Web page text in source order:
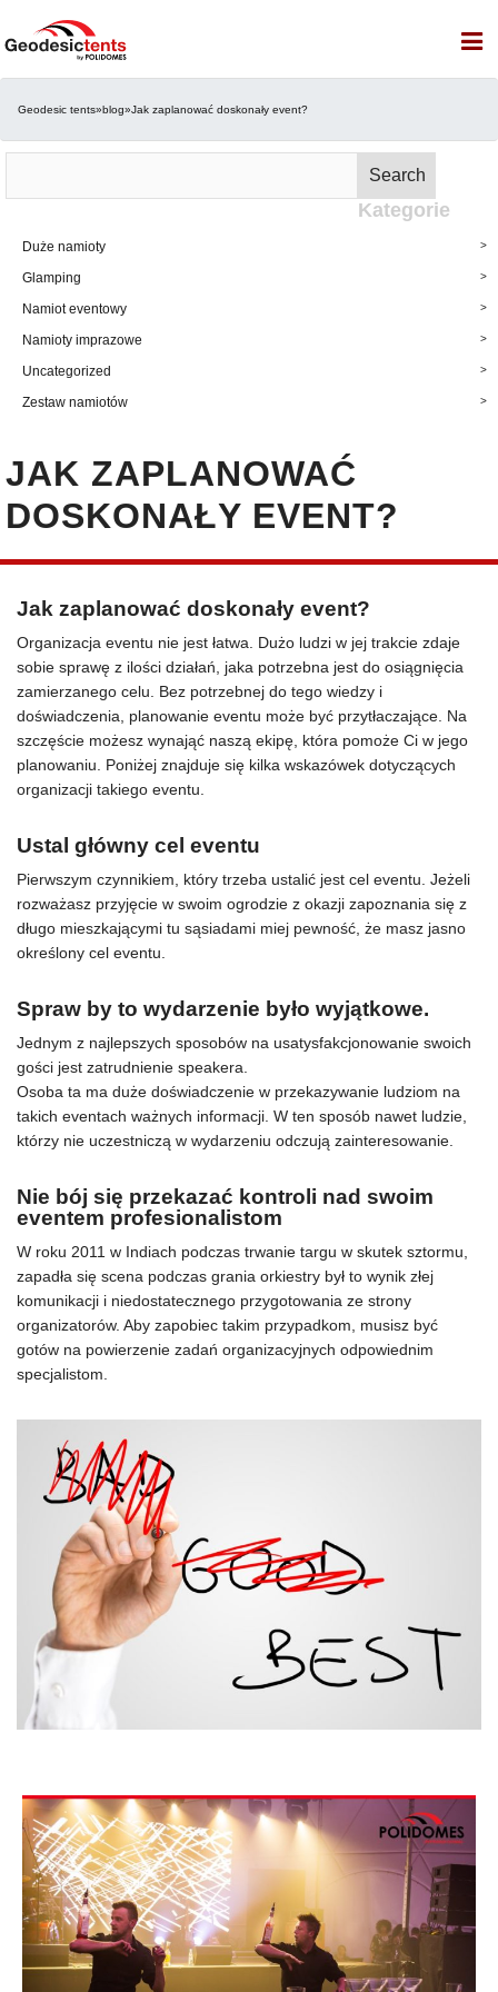
Geodesic tents»blog»Jak zaplanować doskonały event?
Szukaj:
Search
Kategorie
Duże namioty
Glamping
Namiot eventowy
Namioty imprazowe
Uncategorized
Zestaw namiotów
JAK ZAPLANOWAĆ
DOSKONAŁY EVENT?
Jak zaplanować doskonały event?
Organizacja eventu nie jest łatwa. Dużo ludzi w jej trakcie zdaje
sobie sprawę z ilości działań, jaka potrzebna jest do osiągnięcia
zamierzanego celu. Bez potrzebnej do tego wiedzy i
doświadczenia, planowanie eventu może być przytłaczające. Na
szczęście możesz wynająć naszą ekipę, która pomoże Ci w jego
planowaniu. Poniżej znajduje się kilka wskazówek dotyczących
organizacji takiego eventu.
Ustal główny cel eventu
Pierwszym czynnikiem, który trzeba ustalić jest cel eventu. Jeżeli
rozważasz przyjęcie w swoim ogrodzie z okazji zapoznania się z
długo mieszkającymi tu sąsiadami miej pewność, że masz jasno
określony cel eventu.
Spraw by to wydarzenie było wyjątkowe.
Jednym z najlepszych sposobów na usatysfakcjonowanie swoich
gości jest zatrudnienie speakera.
Osoba ta ma duże doświadczenie w przekazywanie ludziom na
takich eventach ważnych informacji. W ten sposób nawet ludzie,
którzy nie uczestniczą w wydarzeniu odczują zainteresowanie.
Nie bój się przekazać kontroli nad swoim
eventem profesionalistom
W roku 2011 w Indiach podczas trwanie targu w skutek sztormu,
zapadła się scena podczas grania orkiestry był to wynik złej
komunikacji i niedostatecznego przygotowania ze strony
organizatorów. Aby zapobiec takim przypadkom, musisz być
gotów na powierzenie zadań organizacyjnych odpowiednim
specjalistom.